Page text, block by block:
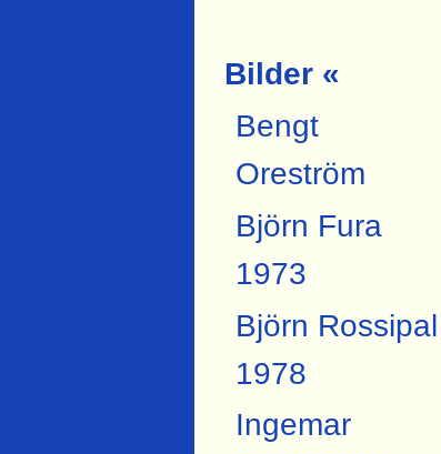
Bilder «
Bengt
Oreström
Björn Fura
1973
Björn Rossipal
1978
Ingemar